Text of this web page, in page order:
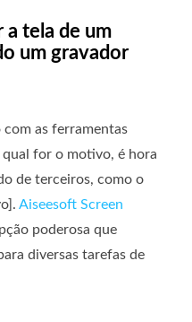
a tela de um
um gravador
as ferramentas
for o motivo, é hora
de terceiros, como o
Aiseesoft Screen
poderosa que
diversas tarefas de